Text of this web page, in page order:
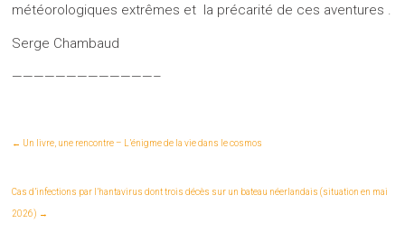
météorologiques extrêmes et la précarité de ces aventures .
Serge Chambaud
—————————————–
← Un livre, une rencontre – L’énigme de la vie dans le cosmos
Cas d’infections par l’hantavirus dont trois décès sur un bateau néerlandais (situation en mai
2026) →